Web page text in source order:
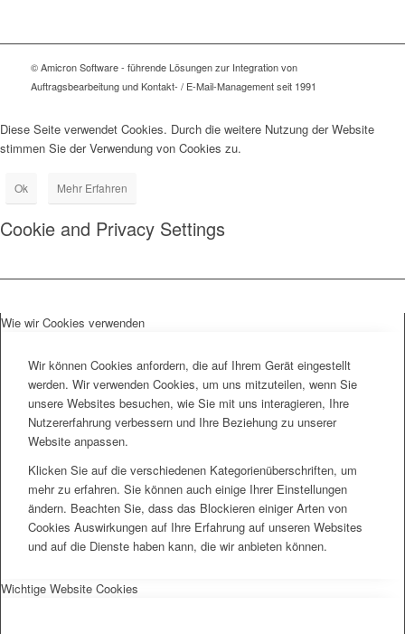
© Amicron Software - führende Lösungen zur Integration von
Auftragsbearbeitung und Kontakt- / E-Mail-Management seit 1991
Diese Seite verwendet Cookies. Durch die weitere Nutzung der Website
stimmen Sie der Verwendung von Cookies zu.
Ok Mehr Erfahren
Cookie and Privacy Settings
Wie wir Cookies verwenden
Wir können Cookies anfordern, die auf Ihrem Gerät eingestellt
werden. Wir verwenden Cookies, um uns mitzuteilen, wenn Sie
unsere Websites besuchen, wie Sie mit uns interagieren, Ihre
Nutzererfahrung verbessern und Ihre Beziehung zu unserer
Website anpassen.
Klicken Sie auf die verschiedenen Kategorienüberschriften, um
mehr zu erfahren. Sie können auch einige Ihrer Einstellungen
ändern. Beachten Sie, dass das Blockieren einiger Arten von
Cookies Auswirkungen auf Ihre Erfahrung auf unseren Websites
und auf die Dienste haben kann, die wir anbieten können.
Wichtige Website Cookies